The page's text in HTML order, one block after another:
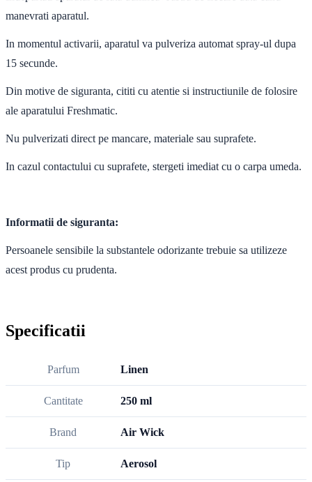
manevrati aparatul.
In momentul activarii, aparatul va pulveriza automat spray-ul dupa
15 secunde.
Din motive de siguranta, cititi cu atentie si instructiunile de folosire
ale aparatului Freshmatic.
Nu pulverizati direct pe mancare, materiale sau suprafete.
In cazul contactului cu suprafete, stergeti imediat cu o carpa umeda.
Informatii de siguranta:
Persoanele sensibile la substantele odorizante trebuie sa utilizeze
acest produs cu prudenta.
Specificatii
Parfum Linen
Cantitate 250 ml
Brand Air Wick
Tip Aerosol